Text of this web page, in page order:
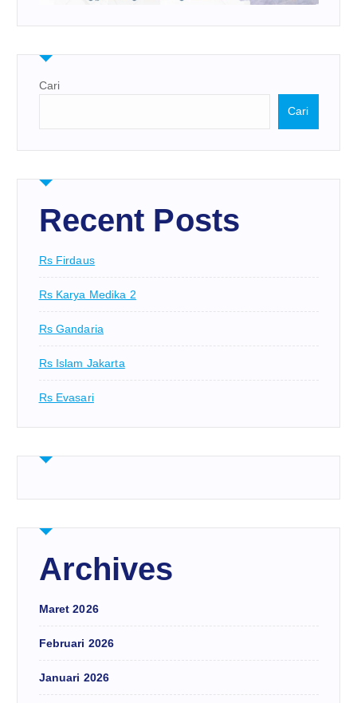
Cari
Cari
Recent Posts
Rs Firdaus
Rs Karya Medika 2
Rs Gandaria
Rs Islam Jakarta
Rs Evasari
Archives
Maret 2026
Februari 2026
Januari 2026